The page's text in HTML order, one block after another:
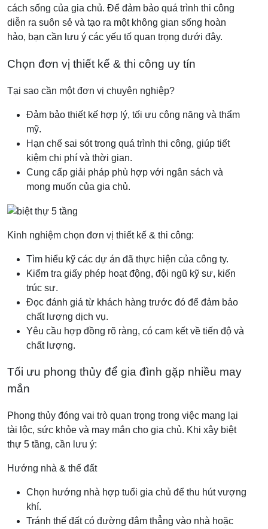
cách sống của gia chủ. Để đảm bảo quá trình thi công
diễn ra suôn sẻ và tạo ra một không gian sống hoàn
hảo, bạn cần lưu ý các yếu tố quan trọng dưới đây.
Chọn đơn vị thiết kế & thi công uy tín
Tại sao cần một đơn vị chuyên nghiệp?
Đảm bảo thiết kế hợp lý, tối ưu công năng và thẩm
mỹ.
Hạn chế sai sót trong quá trình thi công, giúp tiết
kiệm chi phí và thời gian.
Cung cấp giải pháp phù hợp với ngân sách và
mong muốn của gia chủ.
Kinh nghiệm chọn đơn vị thiết kế & thi công:
Tìm hiểu kỹ các dự án đã thực hiện của công ty.
Kiểm tra giấy phép hoạt động, đội ngũ kỹ sư, kiến
trúc sư.
Đọc đánh giá từ khách hàng trước đó để đảm bảo
chất lượng dịch vụ.
Yêu cầu hợp đồng rõ ràng, có cam kết về tiến độ và
chất lượng.
Tối ưu phong thủy để gia đình gặp nhiều may
mắn
Phong thủy đóng vai trò quan trọng trong việc mang lại
tài lộc, sức khỏe và may mắn cho gia chủ. Khi xây biệt
thự 5 tầng, cần lưu ý:
Hướng nhà & thế đất
Chọn hướng nhà hợp tuổi gia chủ để thu hút vượng
khí.
Tránh thế đất có đường đâm thẳng vào nhà hoặc